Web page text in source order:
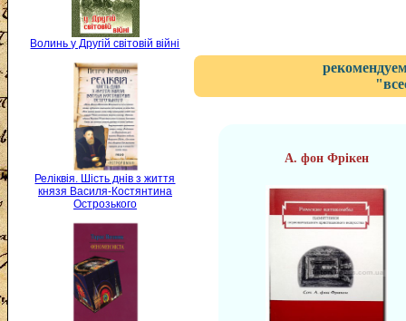
Волинь у Другій світовій війні
Реліквія. Шість днів з життя
князя Василя-Костянтина
Острозького
А. фон Фрікен